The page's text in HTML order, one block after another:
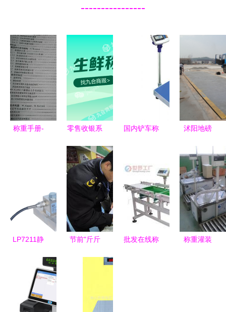
----------------
称重手册-
线平台的分
零售收银系
硬件、软件
与成本真相
国内铲车称
计量市场新
标杆
沭阳地磅
重设备免费
上门，品质
与价格的双
重保障
LP7211静
称重设备零
售领域的精
准之选
节前"斤斤
检查
批发在线称
称重灌装